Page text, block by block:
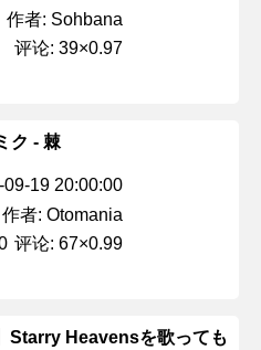
作者: Sohbana
评论: 39×0.97
ク - 棘
19 20:00:00
作者: Otomania
评论: 67×0.99
Starry Heavensを歌っても